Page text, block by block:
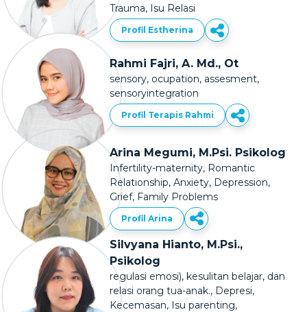
Trauma, Isu Relasi
Profil Estherina
Rahmi Fajri, A. Md., Ot
sensory, ocupation, assesment,
sensoryintegration
Profil Terapis Rahmi
Arina Megumi, M.Psi. Psikolog
Infertility-maternity, Romantic
Relationship, Anxiety, Depression,
Grief, Family Problems
Profil Arina
Silvyana Hianto, M.Psi.,
Psikolog
regulasi emosi), kesulitan belajar, dan
relasi orang tua-anak., Depresi,
Kecemasan, Isu parenting,